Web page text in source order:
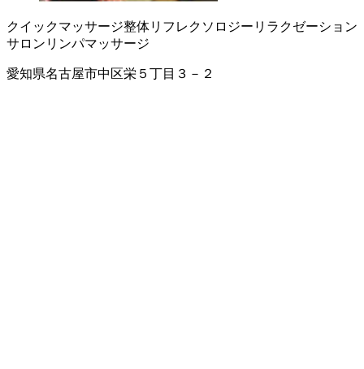
クイックマッサージ整体リフレクソロジー リラクゼーション
サロン リンパマッサージ
愛知県名古屋市中区栄５丁目３－２